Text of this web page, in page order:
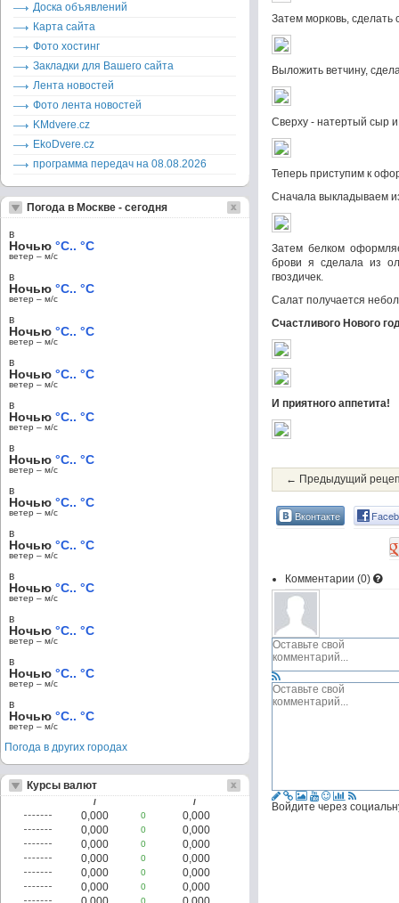
Затем морковь, сделать
Выложить ветчину,
Сверху - натертый сыр
Теперь приступим к
Сначала выкладываем
Затем белком
брови я сделала из
гвоздичек.
Салат получается
Счастливого Нового
И приятного аппетита!
← Предыдущий
Вконтакте
Комментарии (0)
Войдите через
Доска объявлений
Карта сайта
Фото хостинг
Закладки для Вашего сайта
Лента новостей
Фото лента новостей
KMdvere.cz
EkoDvere.cz
программа передач на 08.08.2026
Погода в Москве - сегодня
в
Ночью °C.. °C
ветер – м/c
в
Ночью °C.. °C
ветер – м/c
в
Ночью °C.. °C
ветер – м/c
в
Ночью °C.. °C
ветер – м/c
в
Ночью °C.. °C
ветер – м/c
в
Ночью °C.. °C
ветер – м/c
в
Ночью °C.. °C
ветер – м/c
в
Ночью °C.. °C
ветер – м/c
в
Ночью °C.. °C
ветер – м/c
в
Ночью °C.. °C
ветер – м/c
в
Ночью °C.. °C
ветер – м/c
в
Ночью °C.. °C
ветер – м/c
Погода в других городах
Курсы валют
/ /
0,000 0
0,000
0,000
0
0,000
0,000
0
0,000
0,000
0
0,000
0,000
0
0,000
0,000
0
0,000
0